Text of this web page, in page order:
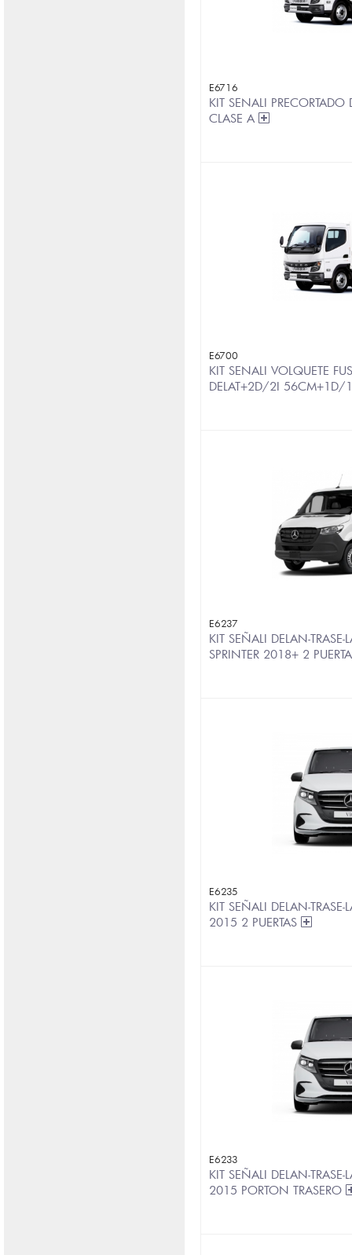
E6716
KIT SENALI
CLASE A
E6700
KIT SENALI VOLQUETE
DELAT+2D/2I
E6237
KIT SEÑALI DELAN-TRASE-
SPRINTER 2018+ 2
E6235
KIT SEÑALI DELAN-
2015 2 PUERTAS
E6233
KIT SEÑALI DELAN-
2015 PORTON TRASERO